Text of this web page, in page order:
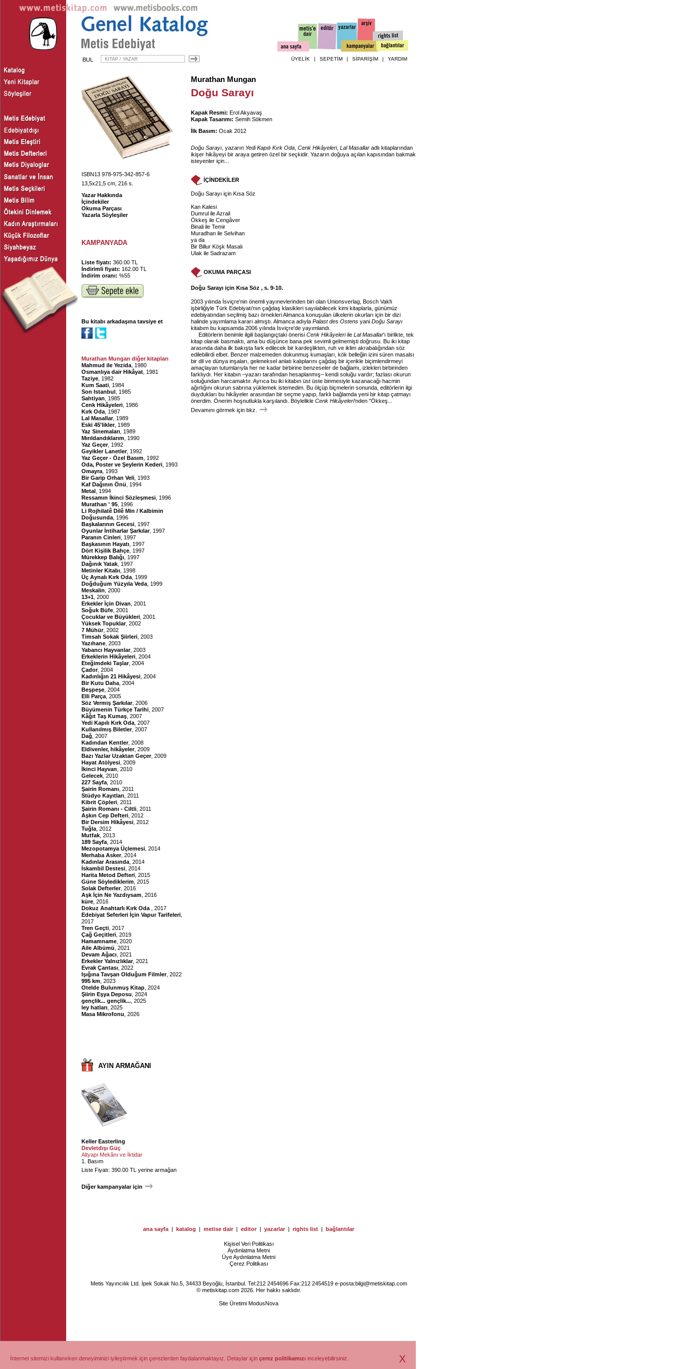
BUL ÜYELİK | SEPETİM | SİPARİŞİM | YARDIM
ISBN13 978-975-342-857-6
13,5x21,5 cm, 216 s.
Yazar Hakkında
İçindekiler
Okuma Parçası
Yazarla Söyleşiler
KAMPANYADA
Liste fiyatı: 360.00 TL
İndirimli fiyatı: 162.00 TL
İndirim oranı: %55
Bu kitabı arkadaşına tavsiye et
Murathan Mungan diğer kitapları
Mahmud ile Yezida , 1980
Osmanlıya dair Hikâyat , 1981
Taziye , 1982
Kum Saati , 1984
Son Istanbul , 1985
Sahtiyan , 1985
Cenk Hikâyeleri , 1986
Kırk Oda , 1987
Lal Masallar, 1989
Eski 45'likler, 1989
Yaz Sinemaları , 1989
Mırıldandıklarım , 1990
Yaz Geçer, 1992
Geyikler Lanetler, 1992
Yaz Geçer - Özel Basım , 1992
Oda, Poster ve Şeylerin Kederi , 1993
Omayra , 1993
Bir Garip Orhan Veli , 1993
Kaf Dağının Önü , 1994
Metal , 1994
Ressamın İkinci Sözleşmesi , 1996
Murathan ' 95 , 1996
Li Rojhilatê Dilê Min / Kalbimin
Doğusunda , 1996
Başkalarının Gecesi , 1997
Oyunlar İntiharlar Şarkılar, 1997
Paranın Cinleri , 1997
Başkasının Hayatı , 1997
Dört Kişilik Bahçe , 1997
Mürekkep Balığı , 1997
Dağınık Yatak , 1997
Metinler Kitabı , 1998
Üç Aynalı Kırk Oda , 1999
Doğduğum Yüzyıla Veda , 1999
Meskalin , 2000
13+1 , 2000
Erkekler İçin Divan , 2001
Soğuk Büfe , 2001
Çocuklar ve Büyükleri , 2001
Yüksek Topuklar, 2002
7 Mühür, 2002
Timsah Sokak Şiirleri , 2003
Yazıhane , 2003
Yabancı Hayvanlar, 2003
Erkeklerin Hikâyeleri , 2004
Eteğimdeki Taşlar, 2004
Çador, 2004
Kadınlığın 21 Hikâyesi , 2004
Bir Kutu Daha , 2004
Beşpeşe , 2004
Elli Parça , 2005
Söz Vermiş Şarkılar, 2006
Büyümenin Türkçe Tarihi , 2007
Kâğıt Taş Kumaş , 2007
Yedi Kapılı Kırk Oda , 2007
Kullanılmış Biletler, 2007
Dağ , 2007
Kadından Kentler, 2008
Eldivenler, hikâyeler, 2009
Bazı Yazlar Uzaktan Geçer, 2009
Hayat Atölyesi , 2009
İkinci Hayvan , 2010
Gelecek , 2010
227 Sayfa , 2010
Şairin Romanı , 2011
Stüdyo Kayıtları , 2011
Kibrit Çöpleri , 2011
Şairin Romanı - Ciltli , 2011
Aşkın Cep Defteri , 2012
Bir Dersim Hikâyesi , 2012
Tuğla , 2012
Mutfak , 2013
189 Sayfa , 2014
Mezopotamya Üçlemesi , 2014
Merhaba Asker, 2014
Kadınlar Arasında , 2014
İskambil Destesi , 2014
Harita Metod Defteri , 2015
Güne Söylediklerim , 2015
Solak Defterler, 2016
Aşk İçin Ne Yazdıysam , 2016
küre , 2016
Dokuz Anahtarlı Kırk Oda
, 2017
Edebiyat Seferleri İçin Vapur Tarifeleri
2017
Tren Geçti , 2017
Çağ Geçitleri , 2019
Hamamname , 2020
Aile Albümü , 2021
Devam Ağacı , 2021
Erkekler Yalnızlıklar, 2021
Evrak Çantası , 2022
Işığına Tavşan Olduğum Filmler, 2022
995 km , 2023
Otelde Bulunmuş Kitap , 2024
Şiirin Eşya Deposu , 2024
gençlik... gençlik... , 2025
ley hatları , 2025
Masa Mikrofonu , 2026
AYIN ARMAĞANI
Keller Easterling
Devletdışı Güç
Altyapı Mekânı ve İktidar
1. Basım
Liste Fiyatı: 390.00 TL yerine armağan
Diğer kampanyalar için
Murathan Mungan
Doğu Sarayı
Kapak Resmi: Erol Akyavaş
Kapak Tasarımı: Semih Sökmen
İlk Basım: Ocak 2012
Doğu Sarayı , yazarın Yedi Kapılı Kırk Oda Cenk Hikâyeleri, Lal Masallar adlı kitaplarından
ikişer hikâyeyi bir araya getiren özel bir seçkidir. Yazarın doğuya açılan kapısından bakmak
isteyenler için...
İÇİNDEKİLER
Doğu Sarayı için Kısa Söz
Kan Kalesi
Dumrul ile Azrail
Ökkeş ile Cengâver
Binali ile Temir
Muradhan ile Selvihan
ya da
Bir Billur Köşk Masalı
Ulak ile Sadrazam
OKUMA PARÇASI
Doğu Sarayı için Kısa Söz , s. 9-10.
2003 yılında İsviçre'nin önemli yayınevlerinden biri olan Unionsverlag, Bosch Vakfı
işbirliğiyle Türk Edebiyatı'nın çağdaş klasikleri sayılabilecek kimi kitaplarla, günümüz
edebiyatından seçilmiş bazı örnekleri Almanca konuşulan ülkelerin okurları için bir dizi
halinde yayımlama kararı almıştı. Almanca adıyla Palast des Ostens yani Doğu Sarayı
kitabım bu kapsamda 2006 yılında İsviçre'de yayımlandı.
Editörlerin benimle ilgili başlangıçtaki önerisi Cenk Hikâyeleriile Lal Masallar'ı birlikte, tek
kitap olarak basmaktı, ama bu düşünce bana pek sevimli gelmemişti doğrusu. Bu iki kitap
arasında daha ilk bakışta fark edilecek bir kardeşlikten, ruh ve iklim akrabalığından söz
edilebilirdi elbet. Benzer malzemeden dokunmuş kumaşları, kök belleğin izini süren masalsı
bir dil ve dünya inşaları, geleneksel anlatı kalıplarını çağdaş bir içerikle biçimlendirmeyi
amaçlayan tutumlarıyla her ne kadar birbirine benzeseler de bağlamı, izlekleri birbirinden
farklıydı. Her kitabın –yazarı tarafından hesaplanmış– kendi soluğu vardır; fazlası okurun
soluğundan harcamaktır. Ayrıca bu iki kitabın üst üste binmesiyle kazanacağı hacmin
ağırlığını okurun sabrına yüklemek istemedim. Bu ölçüp biçmelerin sonunda, editörlerin ilgi
duydukları bu hikâyeler arasından bir seçme yapıp, farklı bağlamda yeni bir kitap çatmayı
önerdim. Önerim hoşnutlukla karşılandı. Böylelikle Cenk Hikâyeleri'nden "Ökkeş...
Devamını görmek için bkz.
ana sayfa | katalog | metise dair | editor | yazarlar | rights list | bağlantılar
Kişisel Veri Politikası
Aydınlatma Metni
Üye Aydınlatma Metni
Çerez Politikası
Metis Yayıncılık Ltd. İpek Sokak No.5, 34433 Beyoğlu, İstanbul. Tel:212 2454696 Fax:212 2454519 e-posta:bilgi@metiskitap.com
© metiskitap.com 2026. Her hakkı saklıdır.
Site Üretimi ModusNova
İnternet sitemizi kullanırken deneyiminizi iyileştirmek için çerezlerden faydalanmaktayız. Detaylar için çerez politikamızı inceleyebilirsiniz. X